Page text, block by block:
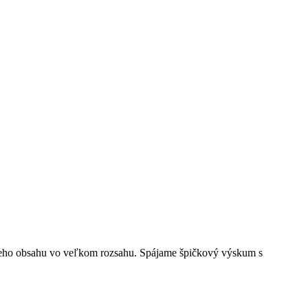
obsahu vo veľkom rozsahu. Spájame špičkový výskum s